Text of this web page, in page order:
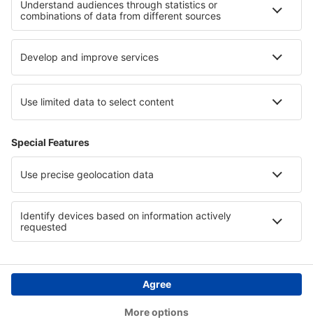
Hotely on Baltic Sea Coast Hotely v Aspenu
Hotely v Salzburger Saalachtal
Hotely in Matrouh
Copyright © eSky.cz. Všechna práva vyhrazena.